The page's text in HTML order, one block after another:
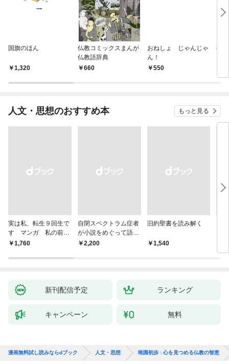
国旗のほん
1,320
仏教コミックスまんが
仏教語辞典
660
おねしょ じゃんじゃ
ん！
550
や
人文・思想のおすすめ本 もっと見る
実は私、転生９回生で
す マンガ 私の前世
物語
￥1,760
自閉スペクトラム症者
が小説をめぐって語り
あう
￥2,200
旧約聖書を読み解く
￥1,540
新刊配信予定 ランキング
キャンペーン 無料
漫画無料試し読みならdブック 人文・思想 唯識初歩 : 心を見つめる仏教の智恵